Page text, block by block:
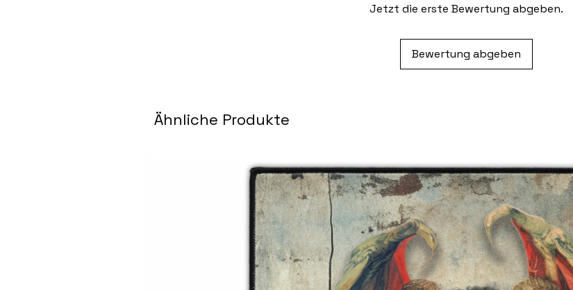
Jetzt die erste Bewertung abgeben.
Bewertung abgeben
Ähnliche Produkte